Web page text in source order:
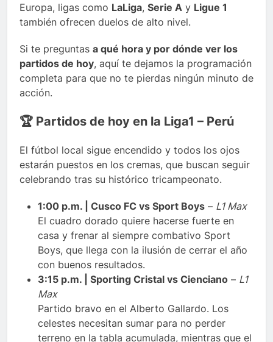
Europa, ligas como LaLiga, Serie A y Ligue 1
también ofrecen duelos de alto nivel.
Si te preguntas a qué hora y por dónde ver los
partidos de hoy, aquí te dejamos la programación
completa para que no te pierdas ningún minuto de
acción.
🏆 Partidos de hoy en la Liga1 – Perú
El fútbol local sigue encendido y todos los ojos
estarán puestos en los cremas, que buscan seguir
celebrando tras su histórico tricampeonato.
1:00 p.m. | Cusco FC vs Sport Boys – L1 Max
El cuadro dorado quiere hacerse fuerte en
casa y frenar al siempre combativo Sport
Boys, que llega con la ilusión de cerrar el año
con buenos resultados.
3:15 p.m. | Sporting Cristal vs Cienciano – L1
Max
Partido bravo en el Alberto Gallardo. Los
celestes necesitan sumar para no perder
terreno en la tabla acumulada, mientras que el